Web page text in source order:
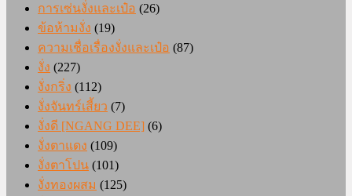
การเซ่นงั่งและเป๋อ (26)
ข้อห้ามงั่ง (19)
ความเชื่อเรื่องงั่งและเป๋อ (87)
งั่ง (227)
งั่งกริ่ง (112)
งั่งจันทร์เสี้ยว (7)
งั่งดี [NGANG DEE] (6)
งั่งตาแดง (109)
งั่งตาโปน (101)
งั่งทองผสม (125)